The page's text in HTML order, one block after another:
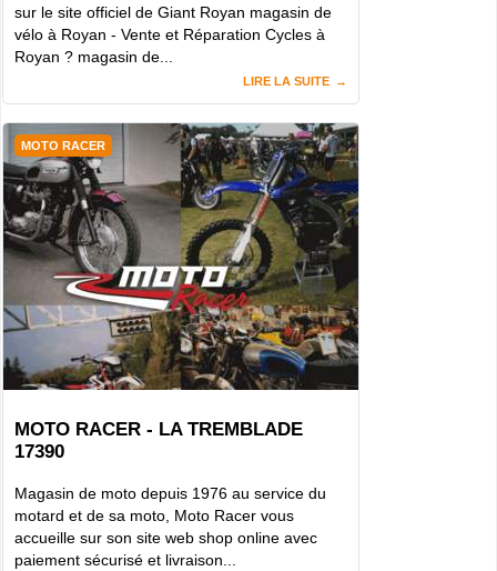
sur le site officiel de Giant Royan magasin de
vélo à Royan - Vente et Réparation Cycles à
Royan ? magasin de...
LIRE LA SUITE
MOTO RACER
MOTO RACER - LA TREMBLADE
17390
Magasin de moto depuis 1976 au service du
motard et de sa moto, Moto Racer vous
accueille sur son site web shop online avec
paiement sécurisé et livraison...